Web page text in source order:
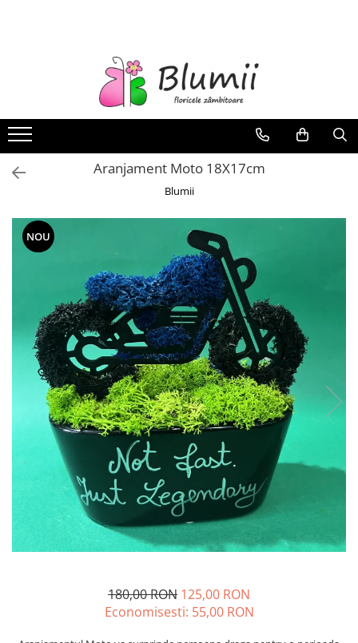
FLORI NATURALE
ARANJAMENTE
INAPOI LA SCOALA
FLORI CRIOGENATE
STATUI
CUPOLE
Aranjament Moto 18X17cm
Blumii
NOU
180,00 RON 125,00 RON
Economisesti: 55,00 RON